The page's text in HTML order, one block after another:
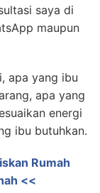
saya di
maupun
apa yang ibu
apa yang
energi
ibu butuhkan.
Rumah
<<